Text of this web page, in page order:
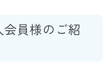
員様のご紹